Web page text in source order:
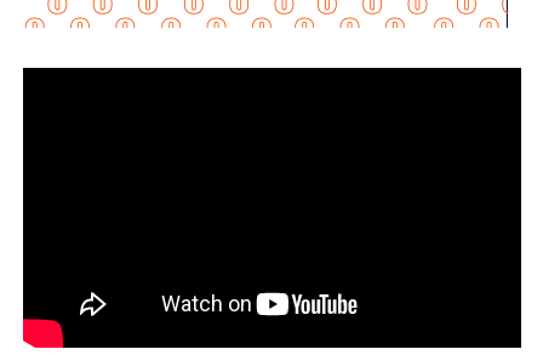
evidencia. Si los policías actuaron mal, desde luego que
separar”, sostuvo.
Porque tampoco en el video se ve nada claro, la verdad es
que no se define nada”, señaló.